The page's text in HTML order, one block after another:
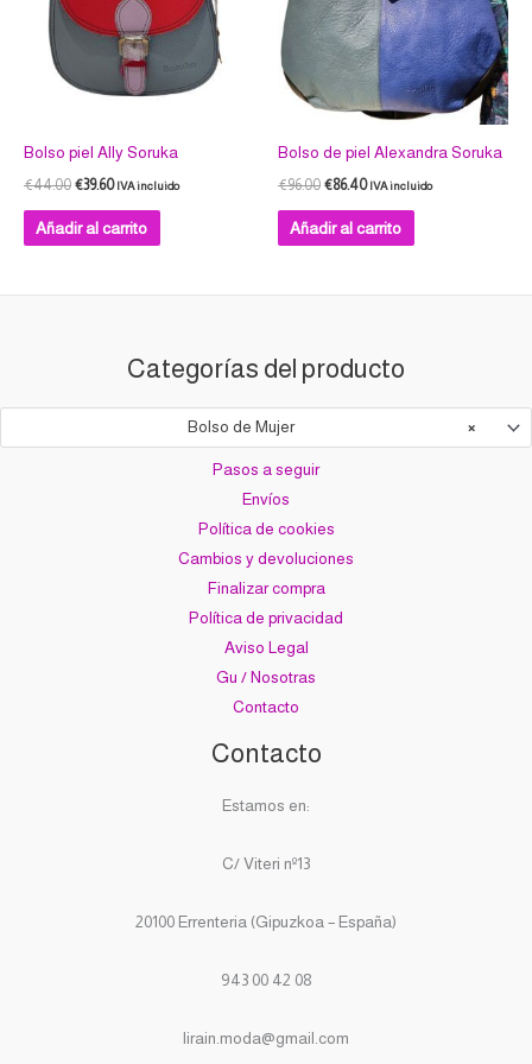
Bolso piel Ally Soruka
€44.00 €39.60 IVA incluido
Añadir al carrito
Bolso de piel Alexandra Soruka
€96.00 €86.40 IVA incluido
Añadir al carrito
Categorías del producto
×
Bolso de Mujer
Pasos a seguir
Envíos
Política de cookies
Cambios y devoluciones
Finalizar compra
Política de privacidad
Aviso Legal
Gu / Nosotras
Contacto
Contacto
Estamos en:
C/ Viteri nº13
20100 Errenteria (Gipuzkoa – España)
943 00 42 08
lirain.moda@gmail.com